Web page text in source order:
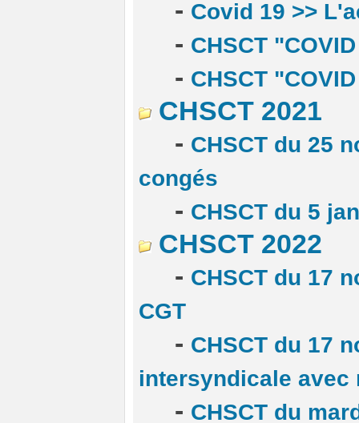
- Covid 19 >>
- CHSCT
- CHSCT
CHSCT 2021
- CHSCT du 25
congés
- CHSCT du 5
CHSCT 2022
- CHSCT du 17
CGT
- CHSCT du 17
intersyndicale avec
- CHSCT du